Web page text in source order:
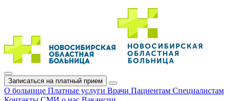
Записаться на платный прием
О больнице Платные услуги Врачи Пациентам Специалистам